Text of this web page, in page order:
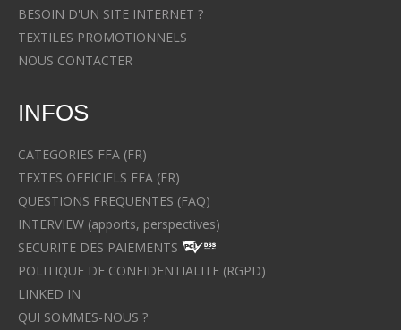
BESOIN D'UN SITE INTERNET ?
TEXTILES PROMOTIONNELS
NOUS CONTACTER
INFOS
CATEGORIES FFA (FR)
TEXTES OFFICIELS FFA (FR)
QUESTIONS FREQUENTES (FAQ)
INTERVIEW (apports, perspectives)
SECURITE DES PAIEMENTS
POLITIQUE DE CONFIDENTIALITE (RGPD)
LINKED IN
QUI SOMMES-NOUS ?